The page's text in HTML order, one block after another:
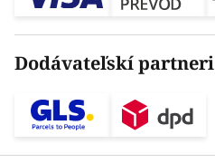
Dodávateľskí partneri